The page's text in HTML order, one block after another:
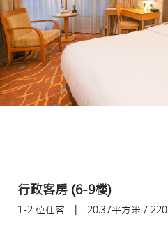
行政客房 (6-9楼)
1-2 位住客 20.37平方米 /